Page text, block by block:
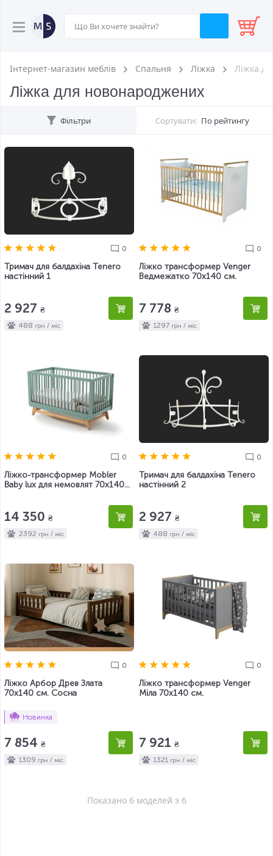
Інтернет-магазин меблів Спальня Ліжка Ліжка
Ліжка для новонароджених
Фільтри Сортувати: По рейтингу
0
Тримач для балдахіна Tenero
настінний 1
2 927 ₴
488 грн / міс
0
Ліжко трансформер Venger
Ведмежатко 70х140 см.
7 778 ₴
1297 грн / міс
0
Ліжко-трансформер Mobler
Baby lux для немовлят 70х140
14 350 ₴
2392 грн / міс
0
Тримач для балдахіна Tenero
настінний 2
2 927 ₴
488 грн / міс
0
Ліжко Арбор Древ Злата
70х140 см. Сосна
Новинка
7 854 ₴
1309 грн / міс
0
Ліжко трансформер Venger
Міла 70х140 см.
7 921 ₴
1321 грн / міс
Показано 6 моделей з 6